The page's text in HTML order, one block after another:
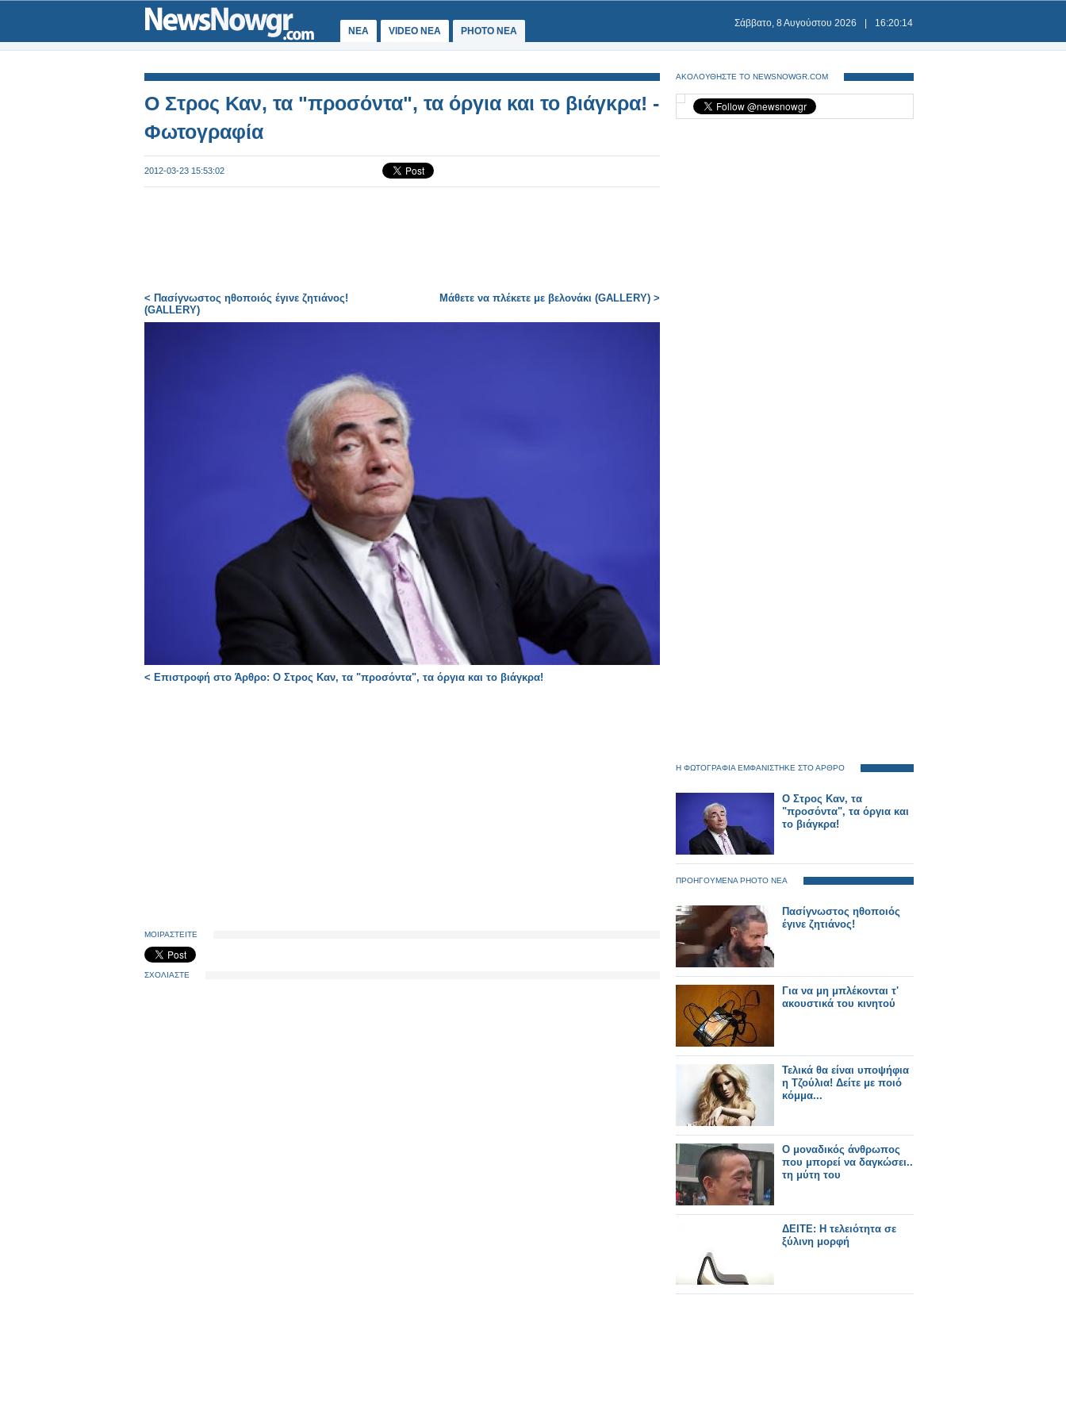
ΝΕΑ VIDEO NEA PHOTO NEA
Σάββατο, 8 Αυγούστου 2026 16:20:14
Ο Στρος Καν, τα "προσόντα", τα όργια και το βιάγκρα! -
Φωτογραφία
2012-03-23 15:53:02
< Πασίγνωστος ηθοποιός έγινε ζητιάνος!
(GALLERY)
Μάθετε να πλέκετε με βελονάκι (GALLERY) >
< Επιστροφή στο Άρθρο: Ο Στρος Καν, τα "προσόντα", τα όργια και το βιάγκρα!
ΜΟΙΡΑΣΤΕΙΤΕ
ΣΧΟΛΙΑΣΤΕ
ΑΚΟΛΟΥΘΗΣΤΕ ΤΟ NEWSNOWGR.COM
Η ΦΩΤΟΓΡΑΦΙΑ ΕΜΦΑΝΙΣΤΗΚΕ ΣΤΟ ΑΡΘΡΟ
Ο Στρος Καν, τα
"προσόντα", τα όργια και
το βιάγκρα!
ΠΡΟΗΓΟΥΜΕΝΑ PHOTO ΝΕΑ
Πασίγνωστος ηθοποιός
έγινε ζητιάνος!
Για να μη μπλέκονται τ'
ακουστικά του κινητού
Τελικά θα είναι υποψήφια
η Τζούλια! Δείτε με ποιό
κόμμα...
Ο μοναδικός άνθρωπος
που μπορεί να δαγκώσει..
τη μύτη του
ΔΕΙΤΕ: Η τελειότητα σε
ξύλινη μορφή